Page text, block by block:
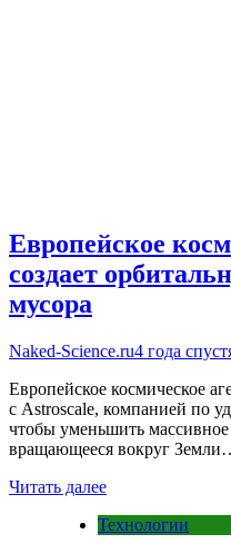
Европейское
создает
мусора
Naked-Science.ru4 года
Европейское космическое
с Astroscale, компанией по
чтобы уменьшить массивное
вращающееся вокруг
Читать далее
Технологии